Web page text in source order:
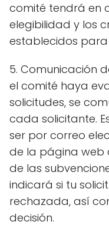
comité tendrá en
elegibilidad y los
establecidos para
5. Comunicación
el comité haya
solicitudes, se
cada solicitante.
ser por correo
de la página
de las
indicará si tu
rechazada, así
decisión.